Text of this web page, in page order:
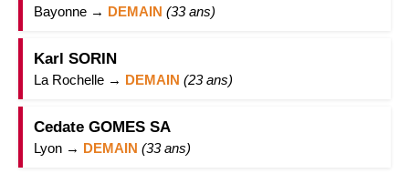
Bayonne → DEMAIN (33 ans)
Karl SORIN
La Rochelle → DEMAIN (23 ans)
Cedate GOMES SA
Lyon → DEMAIN (33 ans)